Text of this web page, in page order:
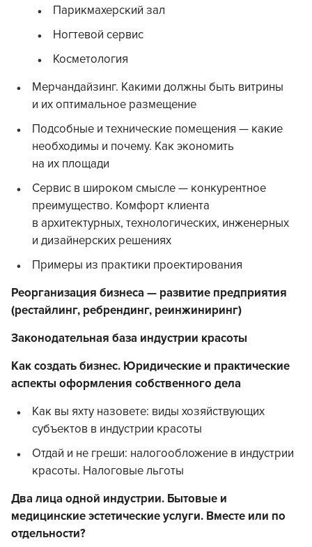
Парикмахерский зал
Ногтевой сервис
Косметология
Мерчандайзинг. Какими должны быть витрины
и их оптимальное размещение
Подсобные и технические помещения — какие
необходимы и почему. Как экономить
на их площади
Сервис в широком смысле — конкурентное
преимущество. Комфорт клиента
в архитектурных, технологических, инженерных
и дизайнерских решениях
Примеры из практики проектирования
Реорганизация бизнеса — развитие предприятия
(рестайлинг, ребрендинг, реинжиниринг)
Законодательная база индустрии красоты
Как создать бизнес. Юридические и практические
аспекты оформления собственного дела
Как вы яхту назовете: виды хозяйствующих
субъектов в индустрии красоты
Отдай и не греши: налогообложение в индустрии
красоты. Налоговые льготы
Два лица одной индустрии. Бытовые и
медицинские эстетические услуги. Вместе или по
отдельности?